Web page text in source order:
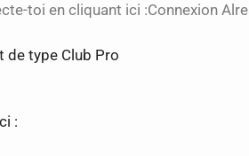
toi en cliquant ici :Connexion
de type Club Pro
: